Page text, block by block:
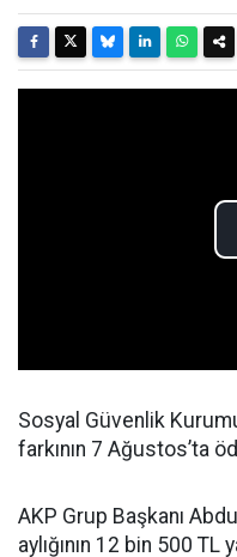
Sosyal Güvenlik
farkının 7 Ağustos’ta
AKP Grup Başkanı
aylığının 12 bin 500 TL